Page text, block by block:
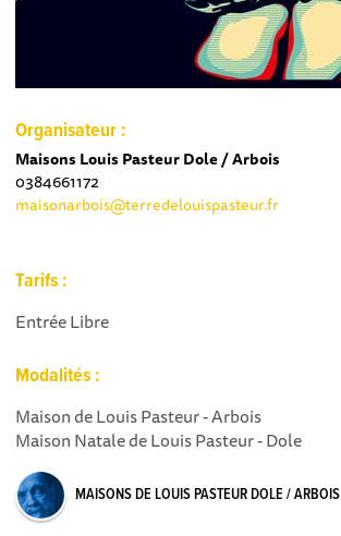
Organisateur :
Maisons Louis Pasteur Dole / Arbois
0384661172
maisonarbois@terredelouispasteur.fr
Tarifs :
Entrée Libre
Modalités :
Maison de Louis Pasteur - Arbois
Maison Natale de Louis Pasteur - Dole
MAISONS DE LOUIS PASTEUR DOLE / ARBOIS